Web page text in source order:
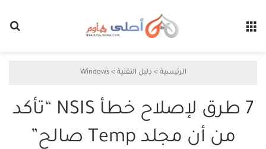
الرئيسية > دليل التقنية >
Windows
7 طرق لإصلاح خطأ NSIS “تأكد
من أن مجلد Temp صالح”